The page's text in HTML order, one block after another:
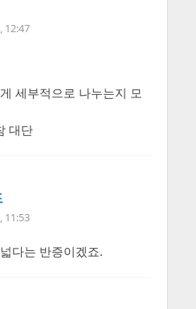
12:47
세부적으로 나누는지 모
대단
11:53
다는 반증이겠죠.